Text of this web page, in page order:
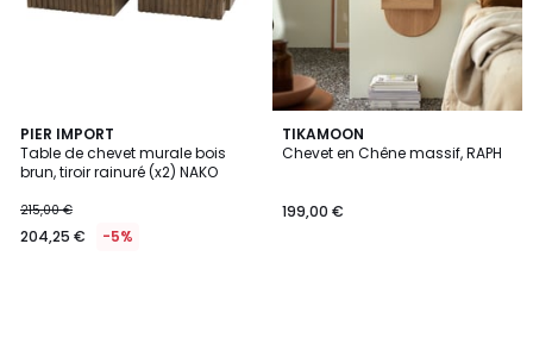
PIER IMPORT
Table de chevet murale bois
brun, tiroir rainuré (x2) NAKO
215,00 €
204,25 € -5%
TIKAMOON
Chevet en Chêne massif, RAPH
199,00 €